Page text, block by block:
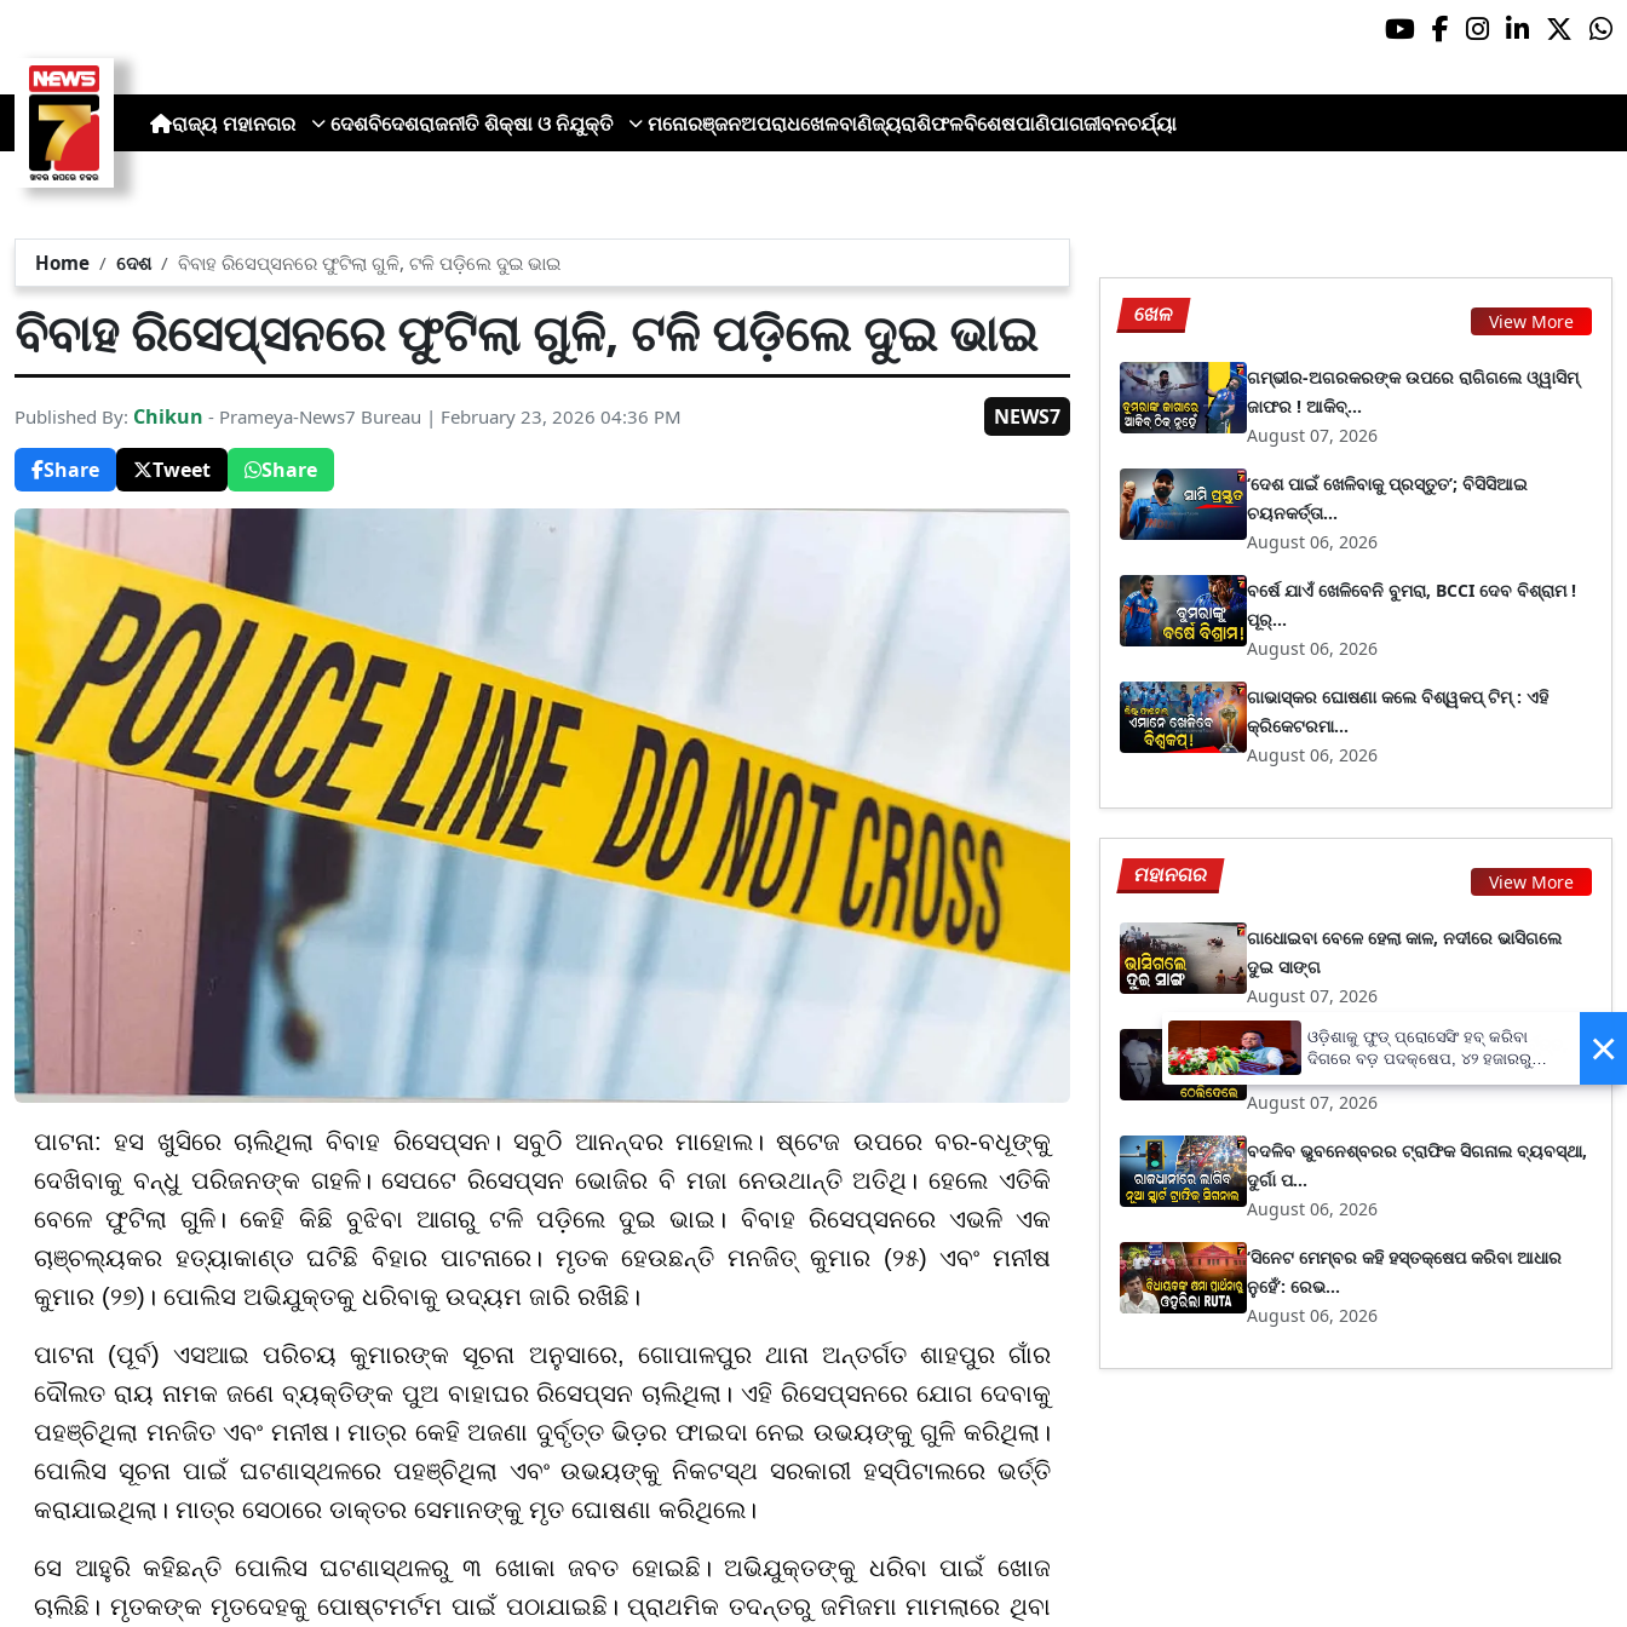
ରାଜ୍ୟ ମହାନଗର ଦେଶବିଦେଶରାଜନୀତି ଶିକ୍ଷା ଓ ନିଯୁକ୍ତି ମନୋରଞ୍ଜନଅପରାଧଖେଳବାଣିଜ୍ୟରାଶିଫଳବିଶେଷପାଣିପାଗଜୀବନଚର୍ଯ୍ୟା
Home ଦେଶ ବିବାହ ରିସେପ୍ସନରେ ଫୁଟିଲା ଗୁଳି, ଟଳି ପଡ଼ିଲେ ଦୁଇ ଭାଇ
ବିବାହ ରିସେପ୍ସନରେ ଫୁଟିଲା ଗୁଳି, ଟଳି ପଡ଼ିଲେ ଦୁଇ ଭାଇ
Published By: Chikun - Prameya-News7 Bureau | February 23, 2026 04:36 PM
NEWS7
Share
Tweet Share
ପାଟନା: ହସ ଖୁସିରେ ଚାଲିଥିଲା ବିବାହ ରିସେପ୍ସନ। ସବୁଠି ଆନନ୍ଦର ମାହୋଲ। ଷ୍ଟେଜ ଉପରେ ବର-ବଧୂଙ୍କୁ
ଦେଖିବାକୁ ବନ୍ଧୁ ପରିଜନଙ୍କ ଗହଳି। ସେପଟେ ରିସେପ୍ସନ ଭୋଜିର ବି ମଜା ନେଉଥାନ୍ତି ଅତିଥି। ହେଲେ ଏତିକି
ବେଳେ ଫୁଟିଲା ଗୁଳି। କେହି କିଛି ବୁଝିବା ଆଗରୁ ଟଳି ପଡ଼ିଲେ ଦୁଇ ଭାଇ। ବିବାହ ରିସେପ୍ସନରେ ଏଭଳି ଏକ
ଚାଞ୍ଚଲ୍ୟକର ହତ୍ୟାକାଣ୍ଡ ଘଟିଛି ବିହାର ପାଟନାରେ। ମୃତକ ହେଉଛନ୍ତି ମନଜିତ୍ କୁମାର (୨୫) ଏବଂ ମନୀଷ
କୁମାର (୨୭)। ପୋଲିସ ଅଭିଯୁକ୍ତକୁ ଧରିବାକୁ ଉଦ୍ୟମ ଜାରି ରଖିଛି।
ପାଟନା (ପୂର୍ବ) ଏସଆଇ ପରିଚୟ କୁମାରଙ୍କ ସୂଚନା ଅନୁସାରେ, ଗୋପାଳପୁର ଥାନା ଅନ୍ତର୍ଗତ ଶାହପୁର ଗାଁର
ଦୌଲତ ରାୟ ନାମକ ଜଣେ ବ୍ୟକ୍ତିଙ୍କ ପୁଅ ବାହାଘର ରିସେପ୍ସନ ଚାଲିଥିଲା। ଏହି ରିସେପ୍ସନରେ ଯୋଗ ଦେବାକୁ
ପହଞ୍ଚିଥିଲା ମନଜିତ ଏବଂ ମନୀଷ। ମାତ୍ର କେହି ଅଜଣା ଦୁର୍ବୃତ୍ତ ଭିଡ଼ର ଫାଇଦା ନେଇ ଉଭୟଙ୍କୁ ଗୁଳି କରିଥିଲା।
ପୋଲିସ ସୂଚନା ପାଇଁ ଘଟଣାସ୍ଥଳରେ ପହଞ୍ଚିଥିଲା ଏବଂ ଉଭୟଙ୍କୁ ନିକଟସ୍ଥ ସରକାରୀ ହସ୍ପିଟାଲରେ ଭର୍ତ୍ତି
କରାଯାଇଥିଲା। ମାତ୍ର ସେଠାରେ ଡାକ୍ତର ସେମାନଙ୍କୁ ମୃତ ଘୋଷଣା କରିଥିଲେ।
ସେ ଆହୁରି କହିଛନ୍ତି ପୋଲିସ ଘଟଣାସ୍ଥଳରୁ ୩ ଖୋକା ଜବତ ହୋଇଛି। ଅଭିଯୁକ୍ତଙ୍କୁ ଧରିବା ପାଇଁ ଖୋଜ
ଚାଲିଛି। ମୃତକଙ୍କ ମୃତଦେହକୁ ପୋଷ୍ଟମର୍ଟମ ପାଇଁ ପଠାଯାଇଛି। ପ୍ରାଥମିକ ତଦନ୍ତରୁ ଜମିଜମା ମାମଲାରେ ଥିବା
ଖେଳ View More
ଗମ୍ଭୀର-ଅଗରକରଙ୍କ ଉପରେ ରାଗିଗଲେ ଓ୍ୱାସିମ୍
ଜାଫର ! ଆକିବ୍...
August 07, 2026
‘ଦେଶ ପାଇଁ ଖେଳିବାକୁ ପ୍ରସ୍ତୁତ’; ବିସିସିଆଇ
ଚୟନକର୍ତ୍ତା...
August 06, 2026
ବର୍ଷେ ଯାଏଁ ଖେଳିବେନି ବୁମରା, BCCI ଦେବ ବିଶ୍ରାମ !
ପୂର୍...
August 06, 2026
ଗାଭାସ୍କର ଘୋଷଣା କଲେ ବିଶ୍ୱକପ୍ ଟିମ୍ : ଏହି
କ୍ରିକେଟରମା...
August 06, 2026
ମହାନଗର View More
ଗାଧୋଇବା ବେଳେ ହେଲା କାଳ, ନଦୀରେ ଭାସିଗଲେ
ଦୁଇ ସାଙ୍ଗ
August 07, 2026
ଚଳନ୍ତା ଟ୍ରେନରୁ ଯୁବକଙ୍କୁ ଠେଲିଦେଲେ ଦୁର୍ବୃତ୍ତ,
ବର୍ଷା...
August 07, 2026
ବଦଳିବ ଭୁବନେଶ୍ବରର ଟ୍ରାଫିକ ସିଗନାଲ ବ୍ୟବସ୍ଥା,
ଦୁର୍ଗା ପ...
August 06, 2026
‘ସିନେଟ ମେମ୍ବର କହି ହସ୍ତକ୍ଷେପ କରିବା ଆଧାର
ନୁହେଁ’: ରେଭ...
August 06, 2026
×
ଓଡ଼ିଶାକୁ ଫୁଡ୍ ପ୍ରୋସେସିଂ ହବ୍ କରିବା
ଦିଗରେ ବଡ଼ ପଦକ୍ଷେପ, ୪୨ ହଜାରରୁ